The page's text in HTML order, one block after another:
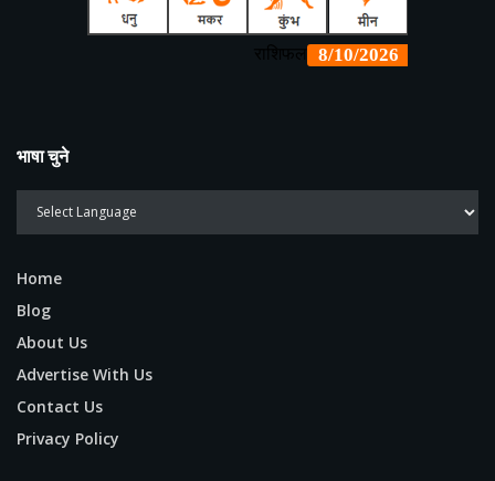
भाषा चुने
Home
Blog
About Us
Advertise With Us
Contact Us
Privacy Policy